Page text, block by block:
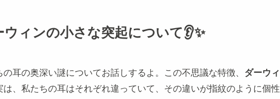
ィンの小さな突起について👂✨
耳の奥深い謎についてお話しするよ。この不思議な特徴、 ダーウィ
は、私たちの耳はそれぞれ違っていて、その違いが指紋のように個性